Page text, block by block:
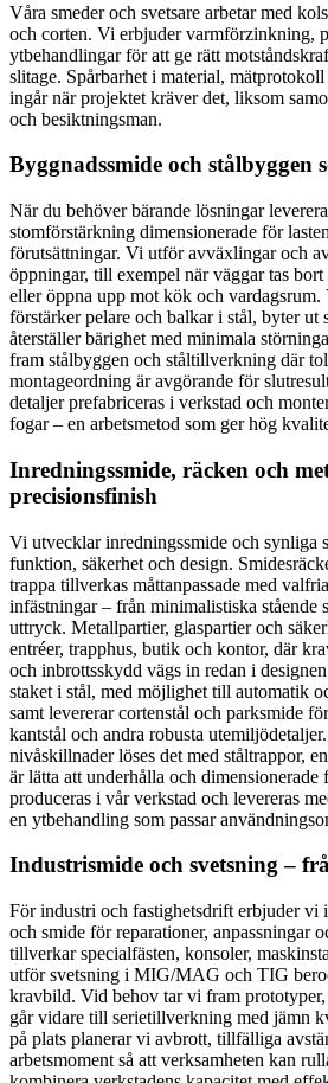
Våra smeder och svetsare arbetar med
och corten. Vi erbjuder varmförzinkning,
ytbehandlingar för att ge rätt
slitage. Spårbarhet i material,
ingår när projektet kräver det, liksom
och besiktningsman.
Byggnadssmide och stålbyggen
När du behöver bärande lösningar
stomförstärkning dimensionerade för
förutsättningar. Vi utför avväxlingar och
öppningar, till exempel när väggar tas
eller öppna upp mot kök och vardagsrum.
förstärker pelare och balkar i stål, byter ut
återställer bärighet med minimala
fram stålbyggen och ståltillverkning där
montageordning är avgörande för
detaljer prefabriceras i verkstad och
fogar – en arbetsmetod som ger hög
Inredningssmide, räcken och
precisionsfinish
Vi utvecklar inredningssmide och synliga
funktion, säkerhet och design.
trappa tillverkas måttanpassade med
infästningar – från minimalistiska stående
uttryck. Metallpartier, glaspartier och
entréer, trapphus, butik och kontor, där
och inbrottsskydd vägs in redan i
staket i stål, med möjlighet till automatik
samt levererar cortenstål och parksmide
kantstål och andra robusta
nivåskillnader löses det med ståltrappor,
är lätta att underhålla och
produceras i vår verkstad och levereras
en ytbehandling som passar
Industrismide och svetsning –
För industri och fastighetsdrift erbjuder vi
och smide för reparationer, anpassningar
tillverkar specialfästen, konsoler,
utför svetsning i MIG/MAG och TIG
kravbild. Vid behov tar vi fram
går vidare till serietillverkning med jämn
på plats planerar vi avbrott, tillfälliga
arbetsmoment så att verksamheten kan